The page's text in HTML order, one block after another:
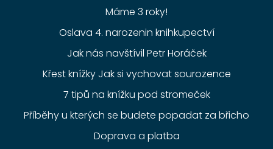
Máme 3 roky!
Oslava 4. narozenin knihkupectví
Jak nás navštívil Petr Horáček
Křest knížky Jak si vychovat sourozence
7 tipů na knížku pod stromeček
Příběhy u kterých se budete popadat za břicho
Doprava a platba